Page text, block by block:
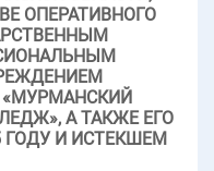
ОПЕРАТИВНОГО
А ТАКЖЕ ЕГО
ГОДУ И ИСТЕКШЕМ